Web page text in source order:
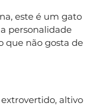
este é um gato
personalidade
que não gosta de
altivo